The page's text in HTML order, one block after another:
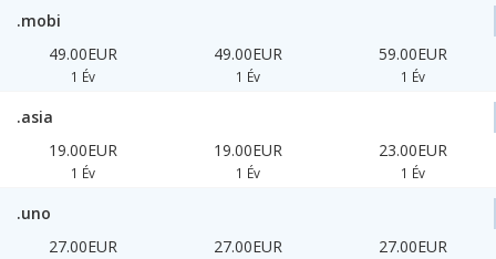
.mobi
49.00EUR
1 Év
49.00EUR
1 Év
59.00EUR
1 Év
.asia
19.00EUR
1 Év
19.00EUR
1 Év
23.00EUR
1 Év
.uno
27.00EUR
27.00EUR 27.00EUR